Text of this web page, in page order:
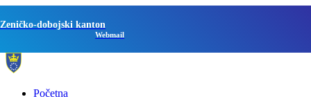
Zeničko-dobojski kanton
Webmail
Početna